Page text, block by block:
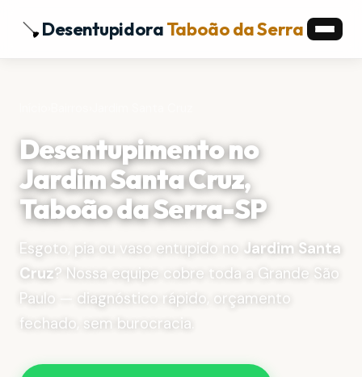
DesentupidoraTaboão da Serra
Desentupimento no
Jardim Santa Cruz,
Taboão da Serra-SP
Esgoto, pia ou vaso entupido no Jardim Santa
Cruz? Nossa equipe cobre toda a Grande São
Paulo — diagnóstico rápido, orçamento
fechado, sem burocracia.